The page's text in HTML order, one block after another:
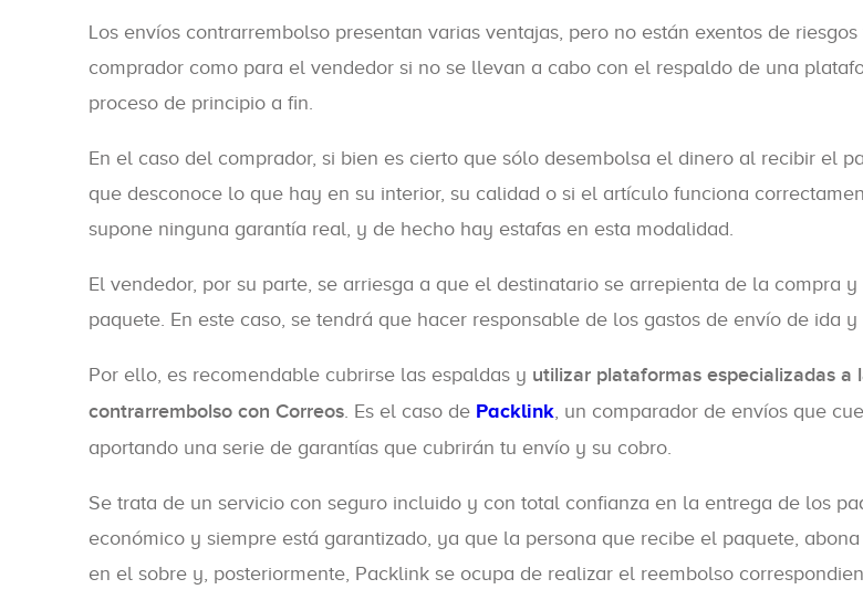
Los envíos contrarrembolso presentan varias ventajas, pero no están exentos de
comprador como para el vendedor si no se llevan a cabo con el respaldo de una
proceso de principio a fin.
En el caso del comprador, si bien es cierto que sólo desembolsa el dinero al recibir el
que desconoce lo que hay en su interior, su calidad o si el artículo funciona
supone ninguna garantía real, y de hecho hay estafas en esta modalidad.
El vendedor, por su parte, se arriesga a que el destinatario se arrepienta de la compra
paquete. En este caso, se tendrá que hacer responsable de los gastos de envío de ida y
Por ello, es recomendable cubrirse las espaldas y utilizar plataformas especializadas a
contrarrembolso con Correos . Es el caso de Packlink , un comparador de envíos que
aportando una serie de garantías que cubrirán tu envío y su cobro.
Se trata de un servicio con seguro incluido y con total confianza en la entrega de los
económico y siempre está garantizado, ya que la persona que recibe el paquete,
en el sobre y, posteriormente, Packlink se ocupa de realizar el reembolso